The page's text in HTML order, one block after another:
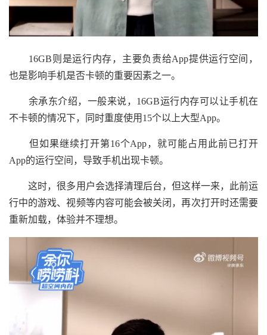
16GB则是运行内存，主要负责给App提供运行空间，
也是影响手机是否卡顿的重要因素之一。
余承东介绍，一般来说，16GB运行内存可以让手机在
不卡顿的情况下，同时重度使用15个以上大型App。
但如果继续打开第16个App，就可能占用此前已打开
App的运行空间，导致手机出现卡顿。
这时，很多用户会选择清理后台，但这样一来，此前运
行中的游戏、视频等内容可能会被关闭，再次打开时还需要
重新加载，体验并不理想。